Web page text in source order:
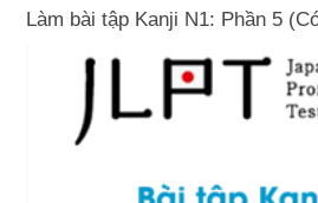
Làm bài tập Kanji N1: Phần 5